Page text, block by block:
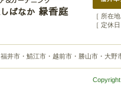
［ 所在
［ 定休
福井市・鯖江市・越前市・勝山市・大